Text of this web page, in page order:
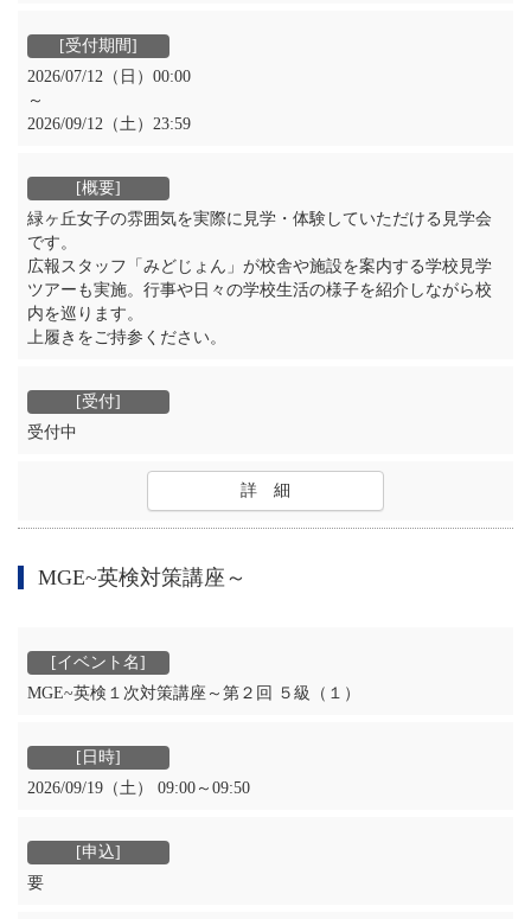
2026/07/12（日）00:00
～
2026/09/12（土）23:59
緑ヶ丘女子の雰囲気を実際に見学・体験していただける見学会
です。
広報スタッフ「みどじょん」が校舎や施設を案内する学校見学
ツアーも実施。行事や日々の学校生活の様子を紹介しながら校
内を巡ります。
上履きをご持参ください。
受付中
詳 細
MGE~英検対策講座～
MGE~英検１次対策講座～第２回 ５級（１）
2026/09/19（土） 09:00～09:50
要